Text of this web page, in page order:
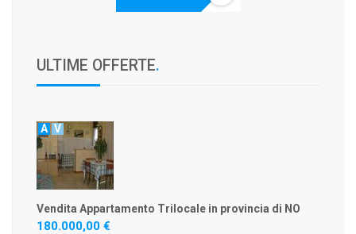
ULTIME OFFERTE.
A V
Vendita Appartamento Trilocale in provincia di NO
180.000,00 €